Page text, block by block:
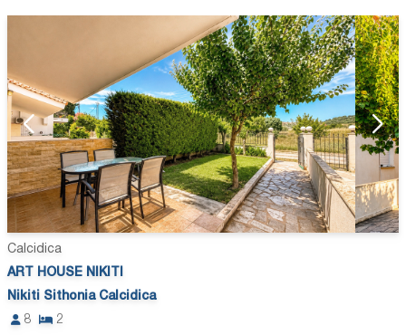
Calcidica
ART HOUSE NIKITI
Nikiti Sithonia Calcidica
8
2